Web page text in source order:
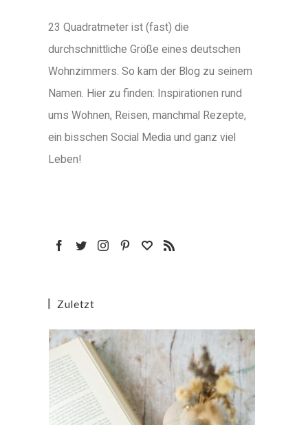
23 Quadratmeter ist (fast) die
durchschnittliche Größe eines deutschen
Wohnzimmers. So kam der Blog zu seinem
Namen. Hier zu finden: Inspirationen rund
ums Wohnen, Reisen, manchmal Rezepte,
ein bisschen Social Media und ganz viel
Leben!
Zuletzt